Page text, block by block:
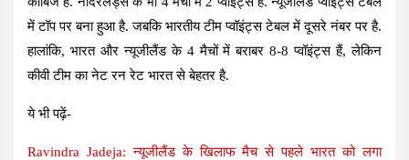
में टॉप पर बना हुआ है. जबकि भारतीय टीम प्वॉइंट्स टेबल में दूसरे नंबर पर है.
हालांकि, भारत और न्यूजीलैंड के 4 मैचों में बराबर 8-8 प्वॉइंट्स हैं, लेकिन
कीवी टीम का नेट रन रेट भारत से बेहतर है.
ये भी पढ़ें-
Ravindra Jadeja: न्यूजीलैंड के खिलाफ मैच से पहले भारत को लगा